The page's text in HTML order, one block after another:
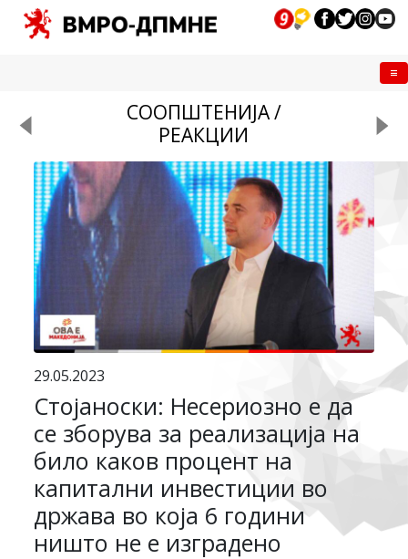
СООПШТЕНИЈА /
РЕАКЦИИ
29.05.2023
Стојаноски: Несериозно е да
се зборува за реализација на
било каков процент на
капитални инвестиции во
држава во која 6 години
ништо не е изградено